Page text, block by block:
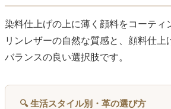
染料仕上げの上に薄く顔料をコーティ
リンレザーの自然な質感と、顔料仕上
バランスの良い選択肢です。
🔍 生活スタイル別・革の選び方